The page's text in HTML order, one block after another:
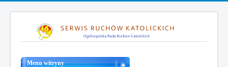
Menu witryny